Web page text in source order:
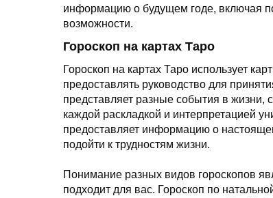
информацию о будущем годе, включая
возможности.
Гороскоп на картах Таро
Гороскоп на картах Таро использует
предоставлять руководство для
представляет разные события в
каждой раскладкой и интерпретацией
предоставляет информацию о
подойти к трудностям жизни.
Понимание разных видов гороскопов
подходит для вас. Гороскоп по